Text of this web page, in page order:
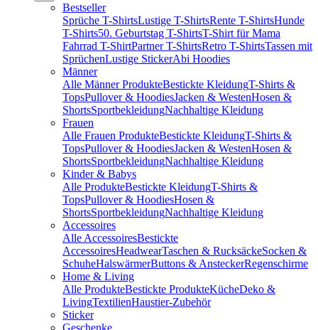
Bestseller
Sprüche T-ShirtsLustige T-ShirtsRente T-ShirtsHunde
T-Shirts50. Geburtstag T-ShirtsT-Shirt für Mama
Fahrrad T-ShirtPartner T-ShirtsRetro T-ShirtsTassen mit
SprüchenLustige StickerAbi Hoodies
Männer
Alle Männer ProdukteBestickte KleidungT-Shirts &
TopsPullover & HoodiesJacken & WestenHosen &
ShortsSportbekleidungNachhaltige Kleidung
Frauen
Alle Frauen ProdukteBestickte KleidungT-Shirts &
TopsPullover & HoodiesJacken & WestenHosen &
ShortsSportbekleidungNachhaltige Kleidung
Kinder & Babys
Alle ProdukteBestickte KleidungT-Shirts &
TopsPullover & HoodiesHosen &
ShortsSportbekleidungNachhaltige Kleidung
Accessoires
Alle AccessoiresBestickte
AccessoiresHeadwearTaschen & RucksäckeSocken &
SchuheHalswärmerButtons & AnsteckerRegenschirme
Home & Living
Alle ProdukteBestickte ProdukteKücheDeko &
LivingTextilienHaustier-Zubehör
Sticker
Geschenke